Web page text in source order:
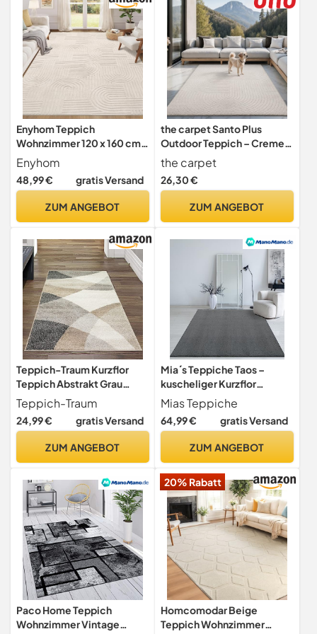
Enyhom Teppich
Wohnzimmer 120 x 160 cm,
Weicher Kurzflor Waschbar
Küchenteppich
Hochwertiger Moderner
Schlafzimmer Büro
Enyhom
48,99 € gratis Versand
ZUM ANGEBOT
the carpet Santo Plus
Outdoor Teppich – Creme,
120 x 160 cm – Wetterfest &
Pflegeleicht, Balkon
Teppich, Terrasse & Garten,
Outdoor, Modern für
Schlafzimmer
the carpet
26,30 €
ZUM ANGEBOT
Teppich-Traum Kurzflor
Teppich Abstrakt Grau
Beige Modern Weich
80x140 cm
Teppich-Traum
24,99 € gratis Versand
ZUM ANGEBOT
Mia´s Teppiche Taos –
kuscheliger Kurzflor
Teppich in Felloptik, super
Soft & waschbar bis 30°C,
mit Anti-Rutsch-
Schlafzimmer, Made in
cm
Mias Teppiche
64,99 € gratis Versand
ZUM ANGEBOT
Paco Home Teppich
Wohnzimmer Vintage
20% Rabatt
Homcomodar Beige
Teppich Wohnzimmer